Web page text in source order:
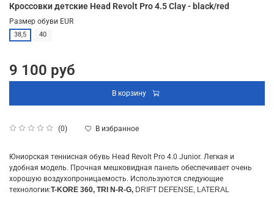
Кроссовки детские Head Revolt Pro 4.5 Clay - black/red
(0) В избранное
Размер обуви EUR
38,5 40
9 100 руб
В корзину
Юниорская теннисная обувь Head Revolt Pro 4.0 Junior. Легкая и
удобная модель. Прочная мешковидная панель обеспечивает очень
хорошую воздухопроницаемость. Используются следующие
технологии:T-KORE 360, TRI N-R-G, DRIFT DEFENSE, LATERAL